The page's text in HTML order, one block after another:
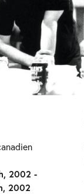
2002 -
2002